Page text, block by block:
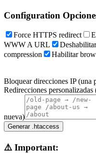
Configuration
Force HTTPS redirect
WWW A URL
compression
Habilitar
Bloquear direcciones IP (una
Redirecciones
nueva)
Generar .htaccess
⚠️ Important: